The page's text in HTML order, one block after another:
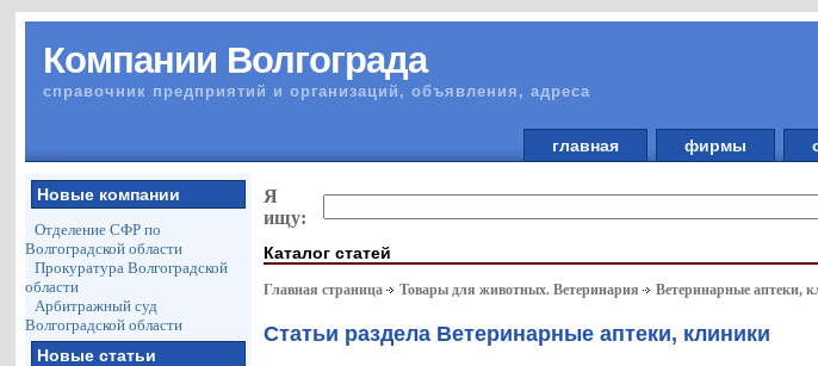
Компании Волгограда
справочник предприятий и организаций, объявления, адреса
главная фирмы
Новые компании
Отделение СФР по
Волгоградской области
Прокуратура Волгоградской
области
Арбитражный суд
Волгоградской области
Новые статьи
Я
ищу:
Каталог статей
Главная страница Товары для животных. Ветеринария Ветеринарные аптеки,
Статьи раздела Ветеринарные аптеки, клиники